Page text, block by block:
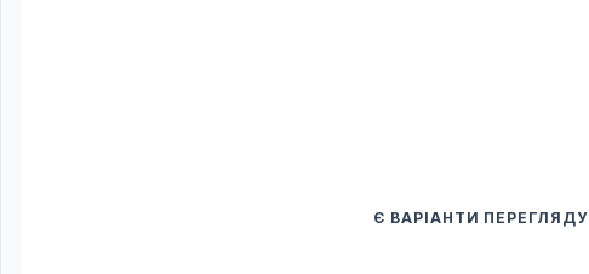
Є ВАРІАНТИ ПЕРЕГЛЯДУ